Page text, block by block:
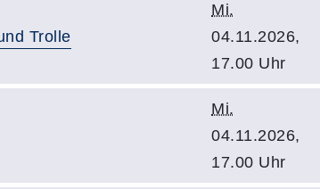
Trolle
Mi.
04.11.2026,
17.00 Uhr
Mi.
04.11.2026,
17.00 Uhr